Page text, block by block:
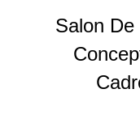
Salon